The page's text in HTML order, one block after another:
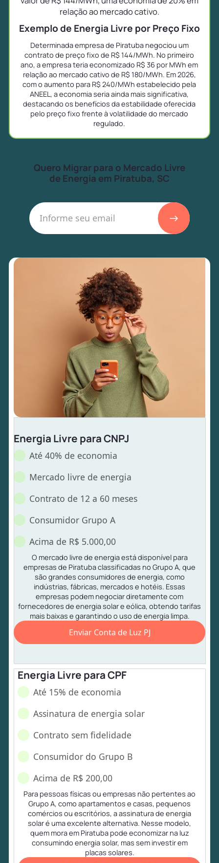
relação ao mercado cativo.
Exemplo de Energia Livre por Preço Fixo
Determinada empresa de Piratuba negociou um
contrato de preço fixo de R$ 144/MWh. No primeiro
ano, a empresa teria economizado R$ 36 por MWh em
relação ao mercado cativo de R$ 180/MWh. Em 2026,
com o aumento para R$ 240/MWh estabelecido pela
ANEEL, a economia seria ainda mais significativa,
destacando os benefícios da estabilidade oferecida
pelo preço fixo frente à volatilidade do mercado
regulado.
Quero Migrar para o Mercado Livre
de Energia em Piratuba, SC
Energia Livre para CNPJ
Até 40% de economia
Mercado livre de energia
Contrato de 12 a 60 meses
Consumidor Grupo A
Acima de R$ 5.000,00
O mercado livre de energia está disponível para
empresas de Piratuba classificadas no Grupo A, que
são grandes consumidores de energia, como
indústrias, fábricas, mercados e hotéis. Essas
empresas podem negociar diretamente com
fornecedores de energia solar e eólica, obtendo tarifas
mais baixas e garantindo o uso de energia limpa.
Enviar Conta de Luz PJ
Energia Livre para CPF
Até 15% de economia
Assinatura de energia solar
Contrato sem fidelidade
Consumidor do Grupo B
Acima de R$ 200,00
Para pessoas físicas ou empresas não pertentes ao
Grupo A, como apartamentos e casas, pequenos
comércios ou escritórios, a assinatura de energia
solar é uma excelente alternativa. Nesse modelo,
quem mora em Piratuba pode economizar na luz
consumindo energia solar, mas sem investir em
placas solares.